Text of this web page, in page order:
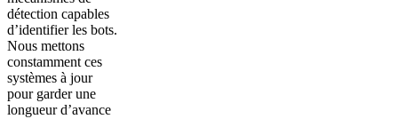
détection capables
d’identifier les bots.
Nous mettons
constamment ces
systèmes à jour
pour garder une
longueur d’avance